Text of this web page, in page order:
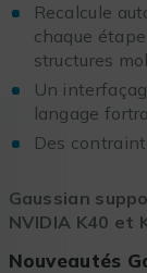
Recalcule
chaque
structures
Un
langage
Des
Gaussian
NVIDIA K40 et
Nouveautés